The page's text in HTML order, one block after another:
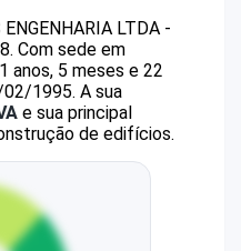
ENGENHARIA LTDA -
. Com sede em
anos, 5 meses e 22
02/1995. A sua
e sua principal
de edifícios.